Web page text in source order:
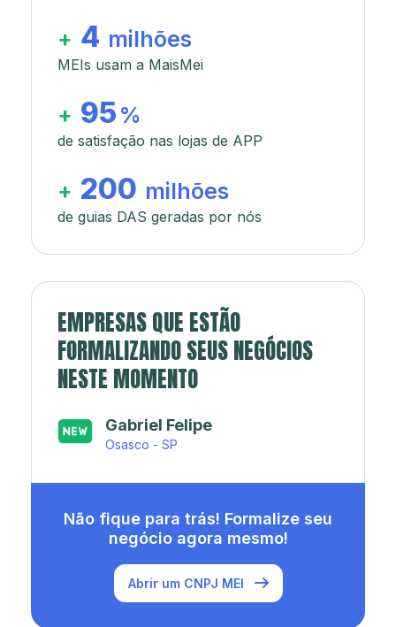
+ 4 milhões
MEIs usam a MaisMei
+ 95 %
de satisfação nas lojas de APP
+ 200 milhões
de guias DAS geradas por nós
EMPRESAS QUE ESTÃO
FORMALIZANDO SEUS NEGÓCIOS
NESTE MOMENTO
Japa’s açaí e sorveteria
Rio de Janeiro - RJ
Não fique para trás! Formalize seu
negócio agora mesmo!
Abrir um CNPJ MEI